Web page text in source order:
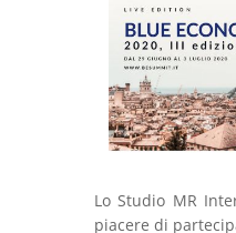
Lo Studio MR
piacere di